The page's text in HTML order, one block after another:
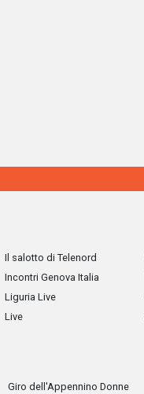
Il salotto di Telenord
Incontri Genova Italia
Liguria Live
Live
Giro dell'Appennino Donne